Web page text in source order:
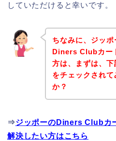
していただけると幸いです。
ちなみに、ジッ
Diners Clubカー
方は、まずは、下
をチェックされ
か？
⇒ジッポーのDiners Clubカ
解決したい方はこちら